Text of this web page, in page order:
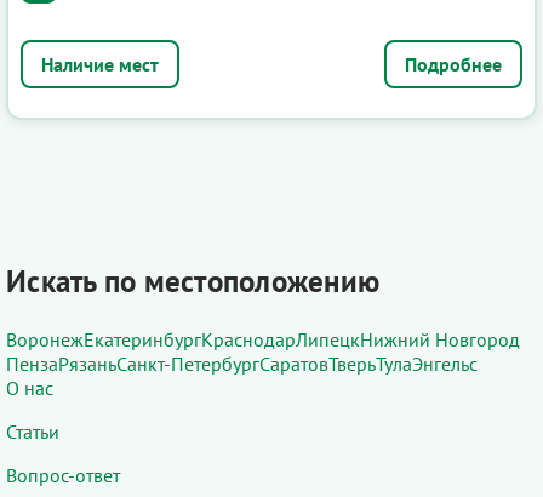
Подробнее
Искать по местоположению
ВоронежЕкатеринбургКраснодарЛипецкНижний Новгород
ПензаРязаньСанкт-ПетербургСаратовТверьТулаЭнгельс
О нас
Статьи
Вопрос-ответ